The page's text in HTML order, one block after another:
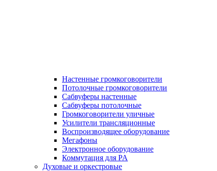
Настенные громкоговорители
Потолочные громкоговорители
Сабвуферы настенные
Сабвуферы потолочные
Громкоговорители уличные
Усилители трансляционные
Воспроизводящее оборудование
Мегафоны
Электронное оборудование
Коммутация для PA
Духовые и оркестровые